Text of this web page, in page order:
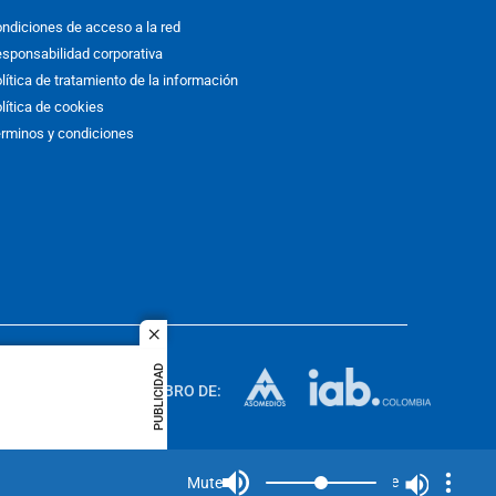
close
PUBLICIDAD
de acceso a la red
corporativa
de tratamiento de la información
de cookies
y condiciones
MIEMBRO DE:
Mute Mute